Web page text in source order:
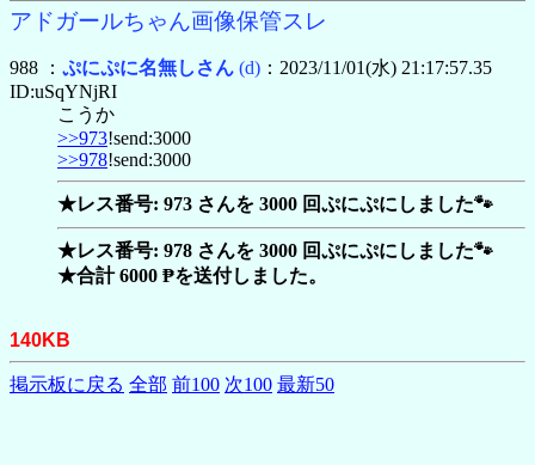
アドガールちゃん画像保管スレ
988 ： ぷにぷに名無しさん (d) ：2023/11/01(水) 21:17:57.35
ID:uSqYNjRI
こうか
>>973!send:3000
>>978!send:3000
★レス番号: 973 さんを 3000 回ぷにぷにしました🐾
★レス番号: 978 さんを 3000 回ぷにぷにしました🐾
★合計 6000 ₱を送付しました。
140KB
掲示板に戻る 全部 前100 次100 最新50